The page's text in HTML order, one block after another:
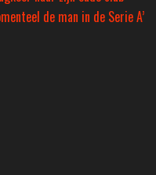
de man in de Serie A’